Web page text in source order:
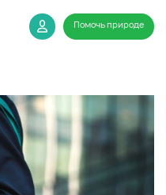
Помочь природе